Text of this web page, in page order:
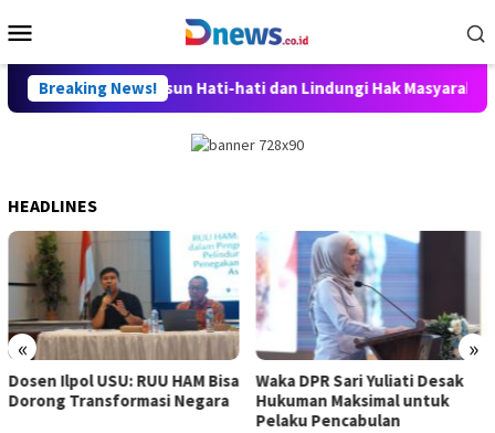
to
Menu
Breaking News!
Aset Disusun Hati-hati dan Lindungi Hak Masyarakat
HEADLINES
« »
Dosen Ilpol USU: RUU HAM Bisa
Dorong Transformasi Negara
Waka DPR Sari Yuliati Desak
Hukuman Maksimal untuk
Pelaku Pencabulan